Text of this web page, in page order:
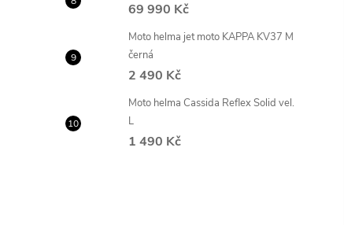
69 990 Kč
Moto helma jet moto KAPPA KV37 M
černá
2 490 Kč
Moto helma Cassida Reflex Solid vel.
L
1 490 Kč